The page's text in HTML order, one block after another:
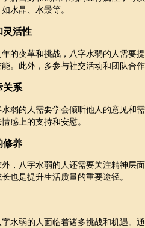
水晶、水景等。
灵活性
的变革和挑战，八字水弱的人需要
。此外，多参与社交活动和团队合
关系
弱的人需要学会倾听他人的意见和
感上的支持和安慰。
修养
，八字水弱的人还需要关注精神层
也是提升生活质量的重要途径。
水弱的人面临着诸多挑战和机遇。